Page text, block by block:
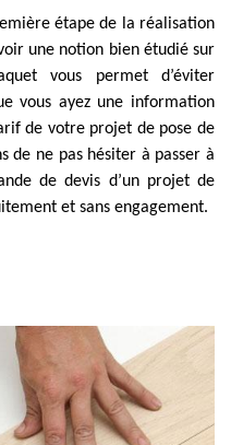
étape de la réalisation
une notion bien étudié sur
vous permet d’éviter
vous ayez une information
de votre projet de pose de
de ne pas hésiter à passer à
de devis d’un projet de
et sans engagement.